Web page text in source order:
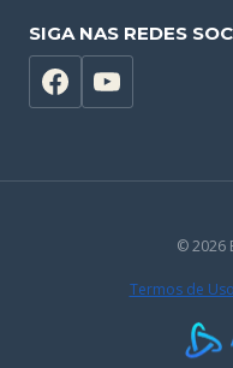
SIGA NAS REDES
© 2026
Termos de Uso